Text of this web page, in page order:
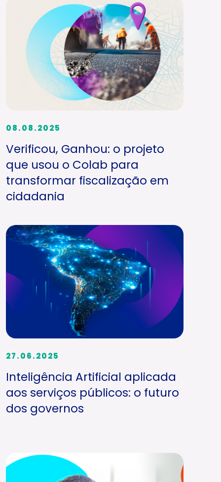
08.08.2025
Verificou, Ganhou: o projeto
que usou o Colab para
transformar fiscalização em
cidadania
27.06.2025
Inteligência Artificial aplicada
aos serviços públicos: o futuro
dos governos